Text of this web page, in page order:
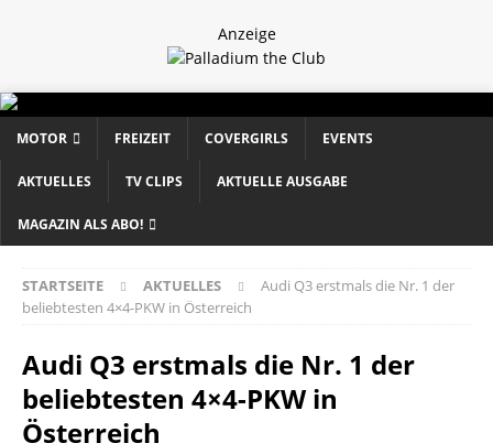
Anzeige
MOTOR FREIZEIT COVERGIRLS EVENTS
AKTUELLES TV CLIPS AKTUELLE AUSGABE
MAGAZIN ALS ABO!
STARTSEITE AKTUELLES
Audi Q3 erstmals die Nr. 1 der
beliebtesten 4×4-PKW in Österreich
Audi Q3 erstmals die Nr. 1 der
beliebtesten 4×4-PKW in
Österreich